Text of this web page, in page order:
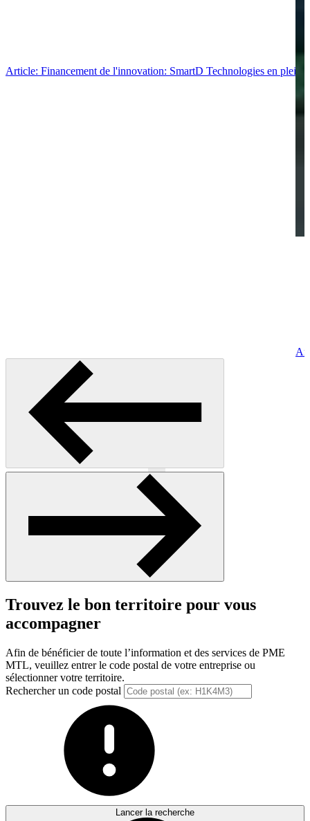
Article: Financement de l'innovation: SmartD Technologies en pleine
Précédent
Trouvez le bon territoire pour vous
accompagner
Afin de bénéficier de toute l’information et des services de PME
MTL, veuillez entrer le code postal de votre entreprise ou
sélectionner votre territoire.
Rechercher un code postal
Lancer la recherche